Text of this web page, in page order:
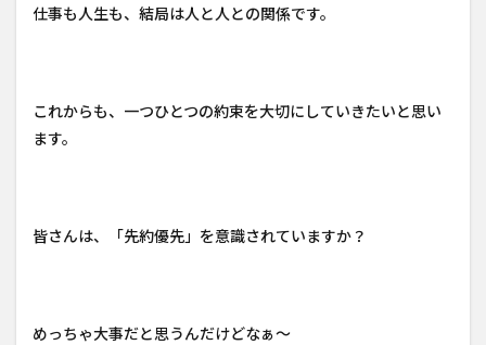
仕事も人生も、結局は人と人との関係です。
これからも、一つひとつの約束を大切にしていきたいと思い
ます。
皆さんは、「先約優先」を意識されていますか？
めっちゃ大事だと思うんだけどなぁ～